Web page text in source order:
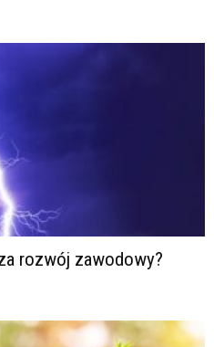
rozwój zawodowy?